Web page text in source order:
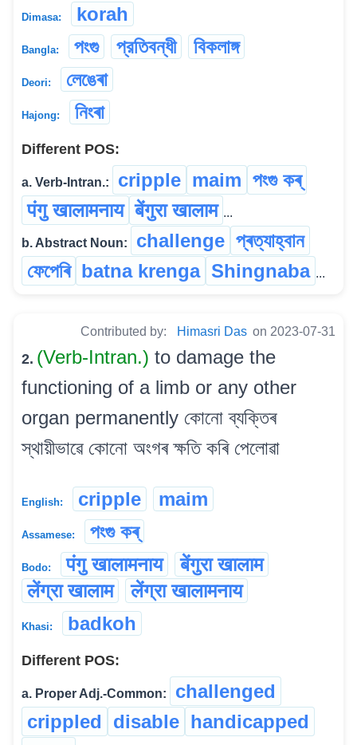
Dimasa: korah
Bangla: পংগু প্রতিবন্ধী বিকলাঙ্গ
Deori: লেঙেৰা
Hajong: নিংৰা
Different POS:
a. Verb-Intran.: cripple maim পংগু কৰ্
पंगु खालामनाय बेंगुरा खालाम ...
b. Abstract Noun: challenge প্ৰত্যাহ্বান
ফেপেৰি batna krenga Shingnaba ...
Contributed by: Himasri Das on 2023-07-31
2. (Verb-Intran.) to damage the
functioning of a limb or any other
organ permanently কোনো ব্যক্তিৰ
স্থায়ীভাৱে কোনো অংগৰ ক্ষতি কৰি পেলোৱা
English: cripple maim
Assamese: পংগু কৰ্
Bodo: पंगु खालामनाय
बेंगुरा खालाम
लेंग्रा खालाम
लेंग्रा खालामनाय
Khasi: badkoh
Different POS:
a. Proper Adj.-Common:
challenged
crippled
disable handicapped